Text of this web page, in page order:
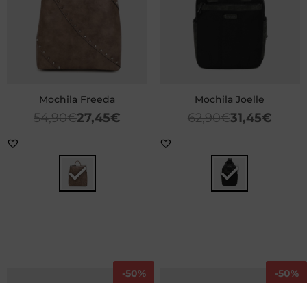
Mochila Freeda
54,90€27,45€
Mochila Joelle
62,90€31,45€
-50% -50%